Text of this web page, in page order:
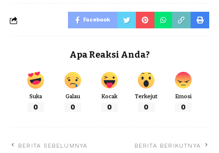
Facebook
Apa Reaksi Anda?
Suka
0
Galau
0
Kocak
0
Terkejut
0
Emosi
0
BERITA SEBELUMNYA BERITA BERIKUTNYA